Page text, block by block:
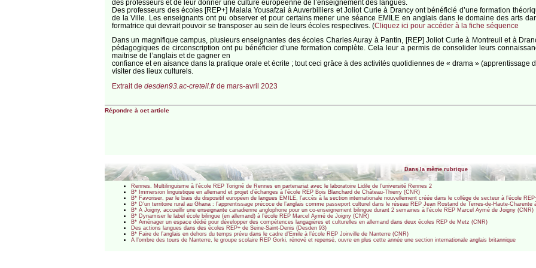
des professeurs et de leur donner une culture européenne de l’enseignement des langues.
Des professeurs des écoles [REP+] Malala Yousafzai à Auverbilliers et Joliot Curie à Drancy ont bénéficié d’une formation
de la Ville. Les enseignants ont pu observer et pour certains mener une séance EMILE en anglais dans le domaine des arts
formatrice qui devrait pouvoir se transposer au sein de leurs écoles respectives. (Cliquez ici pour accéder à la fiche séquence
Dans un magnifique campus, plusieurs enseignantes des écoles Charles Auray à Pantin, [REP] Joliot Curie à Montreuil et à
pédagogiques de circonscription ont pu bénéficier d’une formation complète. Cela leur a permis de consolider leurs
maitrise de l’anglais et de gagner en
confiance et en aisance dans la pratique orale et écrite ; tout ceci grâce à des activités quotidiennes de « drama » (apprentissage
visiter des lieux culturels.
Extrait de desden93.ac-creteil.frde mars-avril 2023
Répondre à cet article
Dans la même rubrique
Rennes. Multilinguisme à l’école REP Torigné de Rennes en partenariat avec le laboratoire Lidile de l’université Rennes 2
B* Immersion linguistique en allemand et projet d’échanges à l’école REP Bois Blanchard de Château-Thierry (CNR)
B* Favoriser, par le biais du dispositif européen de langues EMILE, l’accès à la section internationale nouvellement créée dans le collège de secteur à l’école
B* D’un territoire rural au Ghana : l’apprentissage précoce de l’anglais comme passeport culturel dans le réseau REP Jean Rostand de Terres-de-Haute-
B* A Joigny, accueillir une enseignante canadienne anglophone pour un co-enseignement bilingue durant 2 semaines à l’école REP Marcel Aymé de Joigny (CNR)
B* Dynamiser le label école bilingue (en allemand) à l’école REP Marcel Aymé de Joigny (CNR)
B* Aménager un espace dédié pour développer des compétences langagières et culturelles en allemand dans deux écoles REP de Metz (CNR)
Des actions langues dans des écoles REP+ de Seine-Saint-Denis (Desden 93)
B* Faire de l’anglais en dehors du temps prévu dans le cadre d’Emile à l’école REP Joinville de Nanterre (CNR)
A l’ombre des tours de Nanterre, le groupe scolaire REP Gorki, rénové et repensé, ouvre en plus cette année une section internationale anglais britannique